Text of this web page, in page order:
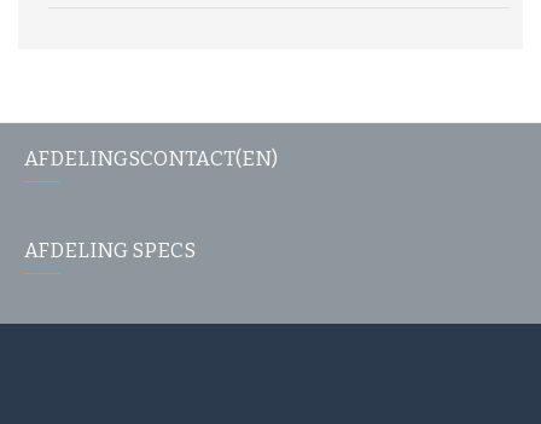
AFDELINGSCONTACT(EN)
AFDELING SPECS